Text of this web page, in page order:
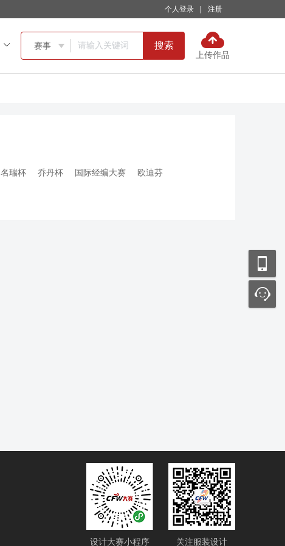
个人登录 注册
 赛事  搜索
上传作品
名瑞杯 乔丹杯 国际经编大赛 欧迪芬
设计大赛小程序 关注服装设计